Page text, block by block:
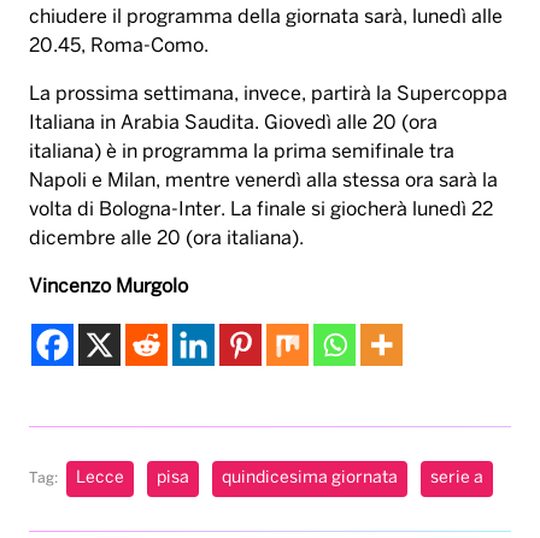
chiudere il programma della giornata sarà, lunedì alle
20.45, Roma-Como.
La prossima settimana, invece, partirà la Supercoppa
Italiana in Arabia Saudita. Giovedì alle 20 (ora
italiana) è in programma la prima semifinale tra
Napoli e Milan, mentre venerdì alla stessa ora sarà la
volta di Bologna-Inter. La finale si giocherà lunedì 22
dicembre alle 20 (ora italiana).
Vincenzo Murgolo
Tag: Lecce pisa quindicesima giornata serie a